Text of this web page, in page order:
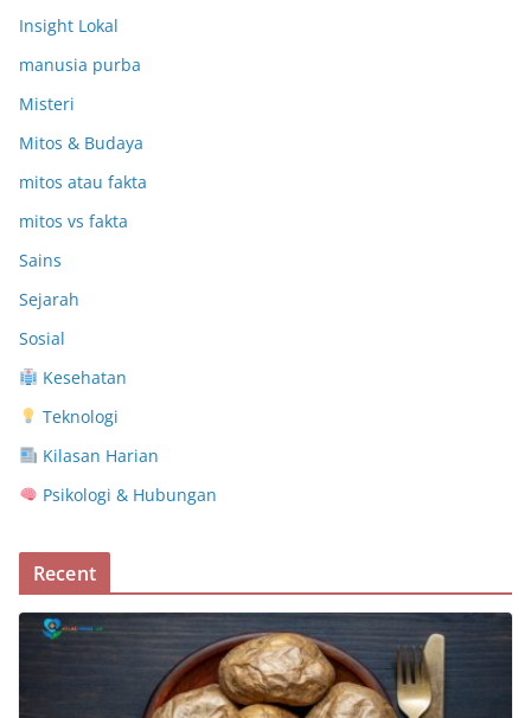
Insight Lokal
manusia purba
Misteri
Mitos & Budaya
mitos atau fakta
mitos vs fakta
Sains
Sejarah
Sosial
Kesehatan
Teknologi
Kilasan Harian
Psikologi & Hubungan
Recent